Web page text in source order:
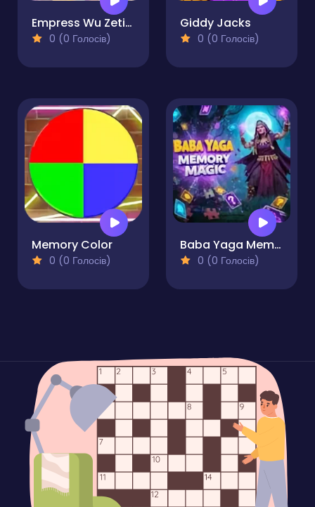
Empress Wu Zetian Memory Match
0 (0 Голосів)
Giddy Jacks
0 (0 Голосів)
Memory Color
0 (0 Голосів)
Baba Yaga Memory Magic
0 (0 Голосів)